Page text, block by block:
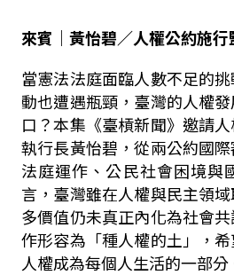
來賓｜黃怡碧／人權公約施
當憲法法庭面臨人數不足的
動也遭遇瓶頸，臺灣的人權
口？本集《臺槓新聞》邀請
執行長黃怡碧，從兩公約國
法庭運作、公民社會困境與
言，臺灣雖在人權與民主領
多價值仍未真正內化為社會
作形容為「種人權的土」，
人權成為每個人生活的一部分